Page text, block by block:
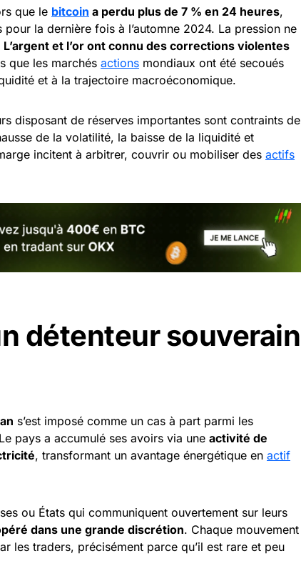
que le bitcoin a perdu plus de 7 % en 24 heures,
la dernière fois à l’automne 2024. La pression ne
L’argent et l’or ont connu des corrections violentes
que les marchés actions mondiaux ont été secoués
et à la trajectoire macroéconomique.
disposant de réserves importantes sont contraints de
de la volatilité, la baisse de la liquidité et
incitent à arbitrer, couvrir ou mobiliser des actifs
détenteur souverain
s’est imposé comme un cas à part parmi les
pays a accumulé ses avoirs via une activité de
, transformant un avantage énergétique en actif
ou États qui communiquent ouvertement sur leurs
dans une grande discrétion. Chaque mouvement
les traders, précisément parce qu’il est rare et peu